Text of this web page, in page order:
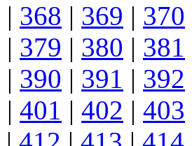
| 368 | 369 | 370
| 379 | 380 | 381
| 390 | 391 | 392
| 401 | 402 | 403